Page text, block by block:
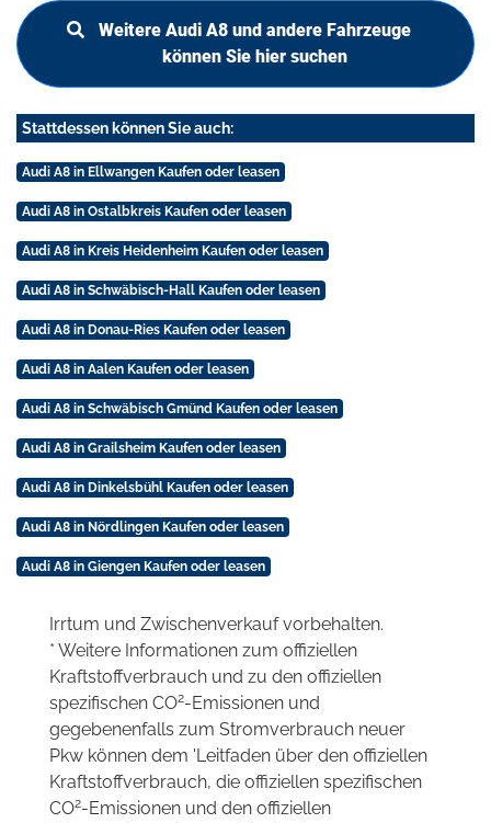
Weitere Audi A8 und andere Fahrzeuge
können Sie hier suchen
Stattdessen können Sie auch:
Audi A8 in Ellwangen Kaufen oder leasen
Audi A8 in Ostalbkreis Kaufen oder leasen
Audi A8 in Kreis Heidenheim Kaufen oder leasen
Audi A8 in Schwäbisch-Hall Kaufen oder leasen
Audi A8 in Donau-Ries Kaufen oder leasen
Audi A8 in Aalen Kaufen oder leasen
Audi A8 in Schwäbisch Gmünd Kaufen oder leasen
Audi A8 in Grailsheim Kaufen oder leasen
Audi A8 in Dinkelsbühl Kaufen oder leasen
Audi A8 in Nördlingen Kaufen oder leasen
Audi A8 in Giengen Kaufen oder leasen
Irrtum und Zwischenverkauf vorbehalten.
* Weitere Informationen zum offiziellen
Kraftstoffverbrauch und zu den offiziellen
spezifischen CO2-Emissionen und
gegebenenfalls zum Stromverbrauch neuer
Pkw können dem 'Leitfaden über den offiziellen
Kraftstoffverbrauch, die offiziellen spezifischen
CO2-Emissionen und den offiziellen